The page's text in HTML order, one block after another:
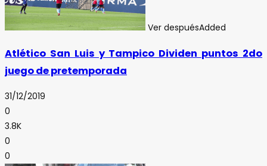
Ver despuésAdded
Atlético San Luis y Tampico Dividen puntos 2do
juego de pretemporada
31/12/2019
0
3.8K
0
0